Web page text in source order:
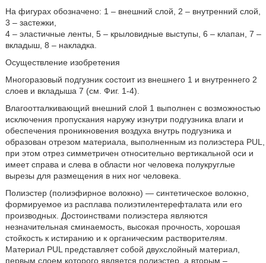
На фигурах обозначено: 1 – внешний слой, 2 – внутренний слой,
3 – застежки,
4 – эластичные ленты, 5 – крыловидные выступы, 6 – клапан, 7 –
вкладыш, 8 – накладка.
Осуществление изобретения
Многоразовый подгузник состоит из внешнего 1 и внутреннего 2
слоев и вкладыша 7 (см. Фиг. 1-4).
Влагоотталкивающий внешний слой 1 выполнен с возможностью
исключения пропускания наружу изнутри подгузника влаги и
обеспечения проникновения воздуха внутрь подгузника и
образован отрезом материала, выполненным из полиэстера PUL,
при этом отрез симметричен относительно вертикальной оси и
имеет справа и слева в области ног человека полукруглые
вырезы для размещения в них ног человека.
Полиэстер (полиэфирное волокно) — синтетическое волокно,
формируемое из расплава полиэтилентерефталата или его
производных. Достоинствами полиэстера являются
незначительная сминаемость, высокая прочность, хорошая
стойкость к истиранию и к органическим растворителям.
Материал PUL представляет собой двухслойный материал,
первым слоем которого является полиэстер, а вторым –